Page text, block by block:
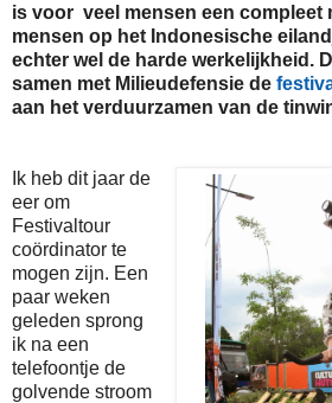
is voor veel mensen een compleet
mensen op het Indonesische
echter wel de harde werkelijkheid.
samen met Milieudefensie de
aan het verduurzamen van de
Ik heb dit jaar de
eer om
Festivaltour
coördinator te
mogen zijn. Een
paar weken
geleden sprong
ik na een
telefoontje de
golvende stroom